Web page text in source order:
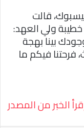
قالت
ولي العهد:
بينا بهجة
فرحتنا فيكم ما
الخبر من المصدر